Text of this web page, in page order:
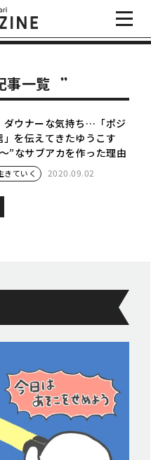
事一覧
ダウナーな気持ち…「ポジ
」を伝えてきたゆうこす
”なサブアカを作った理由
きていく 2020.09.02